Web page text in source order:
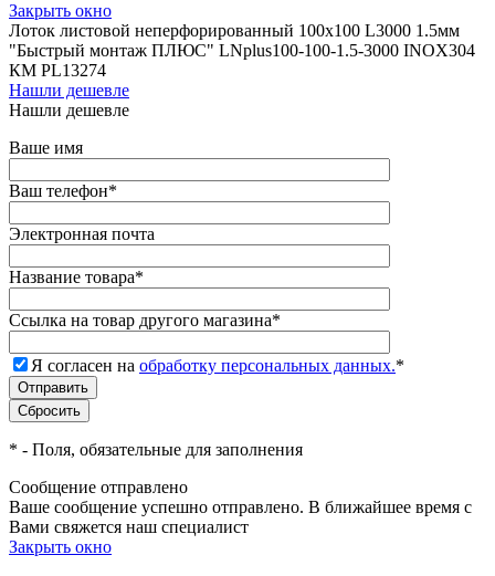
Закрыть окно
Лоток листовой неперфорированный 100х100 L3000 1.5мм
"Быстрый монтаж ПЛЮС" LNplus100-100-1.5-3000 INOX304
КМ PL13274
Нашли дешевле
Нашли дешевле
Ваше имя
Ваш телефон*
Электронная почта
Название товара*
Ссылка на товар другого магазина*
Я согласен на обработку персональных данных.*
* - Поля, обязательные для заполнения
Сообщение отправлено
Ваше сообщение успешно отправлено. В ближайшее время с
Вами свяжется наш специалист
Закрыть окно